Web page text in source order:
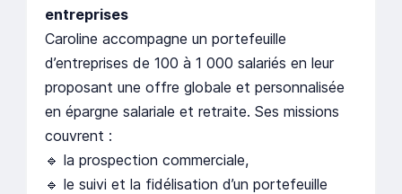
entreprises
Caroline accompagne un portefeuille
d’entreprises de 100 à 1 000 salariés en leur
proposant une offre globale et personnalisée
en épargne salariale et retraite. Ses missions
couvrent :
🔹 la prospection commerciale,
🔹 le suivi et la fidélisation d’un portefeuille